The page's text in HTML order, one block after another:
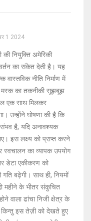
1 2024
नियुक्ति अमेरिकी
का संकेत देती है। यह
वास्तविक नीति निर्माण में
मस्क का तकनीकी सूझबूझ
एक साथ मिलकर
उन्होंने घोषणा की है कि
है, यदि अनावश्यक
इस लक्ष्य को प्राप्त करने
स्वचालन का व्यापक उपयोग
डेटा एकीकरण को
बढ़ेगी। साथ ही, नियमों
महीने के भीतर संकुचित
वाला ढांचा निजी क्षेत्र के
किन्तु इस तेज़ी को देखते हुए